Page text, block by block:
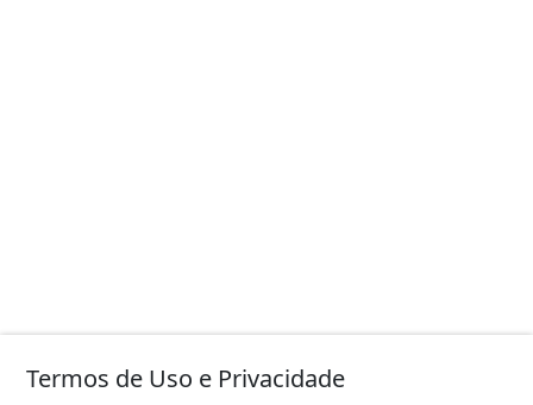
Termos de Uso e Privacidade